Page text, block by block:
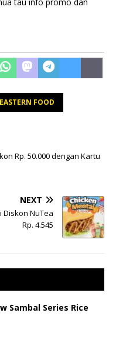
FOOD
Rp. 50.000 dengan Kartu
NEXT
Diskon NuTea
Rp. 4.545
Sambal Series Rice